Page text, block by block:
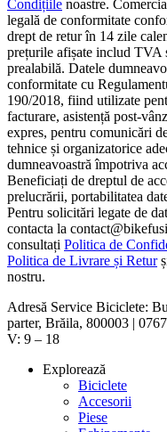
Condițiile noastre.
legală de conformitate
drept de retur în 14 zile
prețurile afișate includ
prealabilă. Datele
conformitate cu
190/2018, fiind utilizate
facturare, asistență post-
expres, pentru comunicări
tehnice și organizatorice
dumneavoastră împotriva
Beneficiați de dreptul de
prelucrării, portabilitatea
Pentru solicitări legate de
contacta la
consultați Politica de
Politica de Livrare și Retur
nostru.
Adresă Service Biciclete:
parter, Brăila, 800003 |
V: 9 – 18
Explorează
Biciclete
Accesorii
Piese